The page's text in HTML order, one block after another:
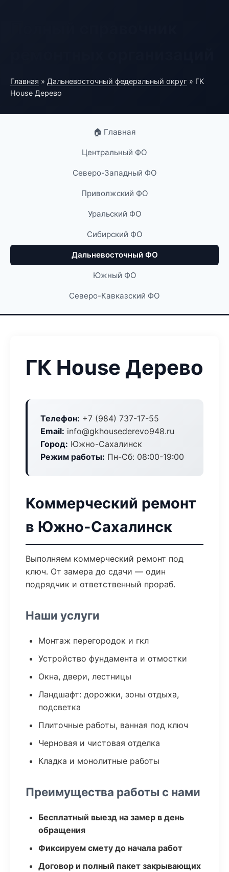
Главная » Дальневосточный федеральный округ » ГК
House Дерево
🏠 Главная
Центральный ФО
Северо-Западный ФО
Приволжский ФО
Уральский ФО
Сибирский ФО
Дальневосточный ФО
Южный ФО
Северо-Кавказский ФО
ГК House Дерево
Телефон: +7 (984) 737-17-55
Email: info@gkhousederevo948.ru
Город: Южно-Сахалинск
Режим работы: Пн-Сб: 08:00-19:00
Коммерческий ремонт
в Южно-Сахалинск
Выполняем коммерческий ремонт под
ключ. От замера до сдачи — один
подрядчик и ответственный прораб.
Наши услуги
Монтаж перегородок и гкл
Устройство фундамента и отмостки
Окна, двери, лестницы
Ландшафт: дорожки, зоны отдыха,
подсветка
Плиточные работы, ванная под ключ
Черновая и чистовая отделка
Кладка и монолитные работы
Преимущества работы с нами
Бесплатный выезд на замер в день
обращения
Фиксируем смету до начала работ
Договор и полный пакет закрывающих